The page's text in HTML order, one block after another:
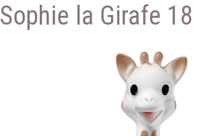
Sophie la Girafe